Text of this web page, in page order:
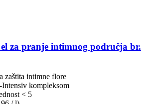
za pranje intimnog područja br.
zaštita intimne flore
Intensiv kompleksom
< 5